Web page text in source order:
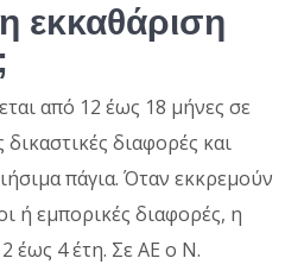
εκκαθάριση
από 12 έως 18 μήνες σε
δικαστικές διαφορές και
πάγια. Όταν εκκρεμούν
ή εμπορικές διαφορές, η
έως 4 έτη. Σε ΑΕ ο Ν.